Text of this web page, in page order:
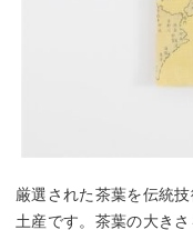
厳選された茶葉を伝統
土産です。茶葉の大き